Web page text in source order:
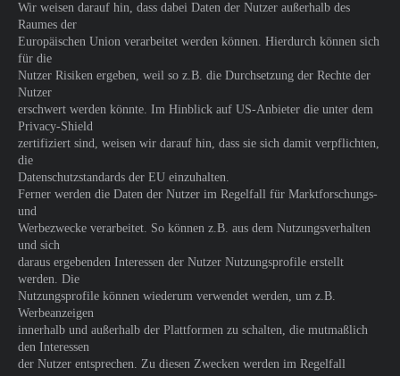
Wir weisen darauf hin, dass dabei Daten der Nutzer außerhalb des
Raumes der
Europäischen Union verarbeitet werden können. Hierdurch können sich
für die
Nutzer Risiken ergeben, weil so z.B. die Durchsetzung der Rechte der
Nutzer
erschwert werden könnte. Im Hinblick auf US-Anbieter die unter dem
Privacy-Shield
zertifiziert sind, weisen wir darauf hin, dass sie sich damit verpflichten,
die
Datenschutzstandards der EU einzuhalten.
Ferner werden die Daten der Nutzer im Regelfall für Marktforschungs-
und
Werbezwecke verarbeitet. So können z.B. aus dem Nutzungsverhalten
und sich
daraus ergebenden Interessen der Nutzer Nutzungsprofile erstellt
werden. Die
Nutzungsprofile können wiederum verwendet werden, um z.B.
Werbeanzeigen
innerhalb und außerhalb der Plattformen zu schalten, die mutmaßlich
den Interessen
der Nutzer entsprechen. Zu diesen Zwecken werden im Regelfall